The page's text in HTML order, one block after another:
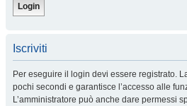
Iscriviti
Per eseguire il login devi essere registrato.
pochi secondi e garantisce l’accesso alle
L’amministratore può anche dare permessi